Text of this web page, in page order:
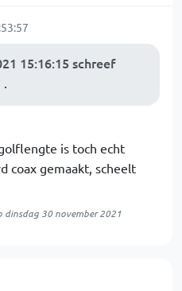
15:16:15 schreef
.
is toch echt
coax gemaakt, scheelt
dinsdag 30 november 2021